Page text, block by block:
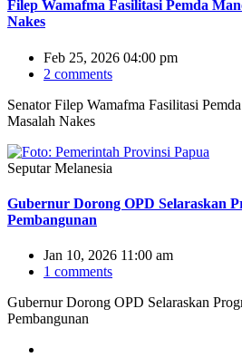
Filep Wamafma Fasilitasi Pemda
Nakes
Feb 25, 2026 04:00 pm
2 comments
Senator Filep Wamafma Fasilitasi
Masalah Nakes
Seputar Melanesia
Gubernur Dorong OPD Selaraskan
Pembangunan
Jan 10, 2026 11:00 am
1 comments
Gubernur Dorong OPD Selaraskan
Pembangunan